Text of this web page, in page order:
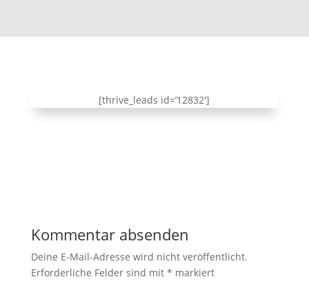
[thrive_leads id=’12832′]
Kommentar absenden
Deine E-Mail-Adresse wird nicht veröffentlicht.
Erforderliche Felder sind mit * markiert